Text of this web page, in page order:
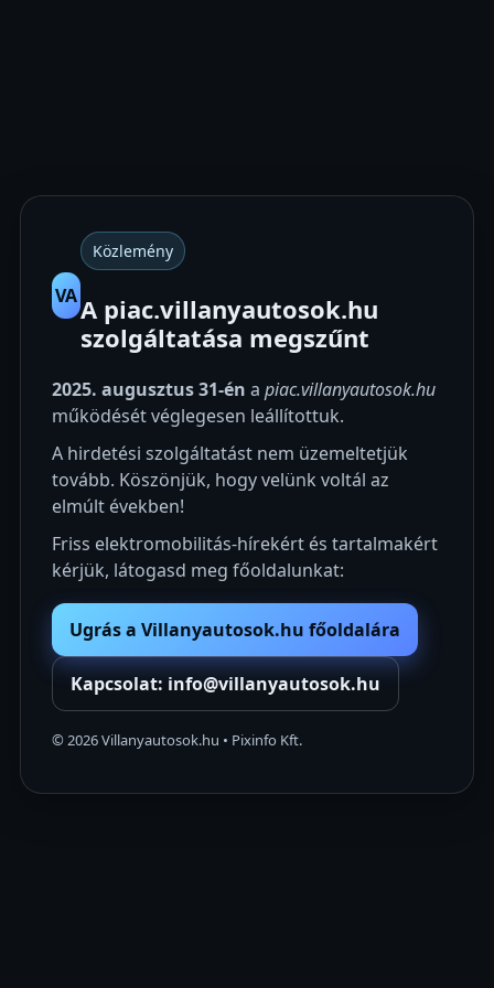
VA
Közlemény
A piac.villanyautosok.hu
szolgáltatása megszűnt
2025. augusztus 31-én a piac.villanyautosok.hu
működését véglegesen leállítottuk.
A hirdetési szolgáltatást nem üzemeltetjük
tovább. Köszönjük, hogy velünk voltál az
elmúlt években!
Friss elektromobilitás-hírekért és tartalmakért
kérjük, látogasd meg főoldalunkat:
Ugrás a Villanyautosok.hu főoldalára
Kapcsolat: info@villanyautosok.hu
© 2026Villanyautosok.hu • Pixinfo Kft.